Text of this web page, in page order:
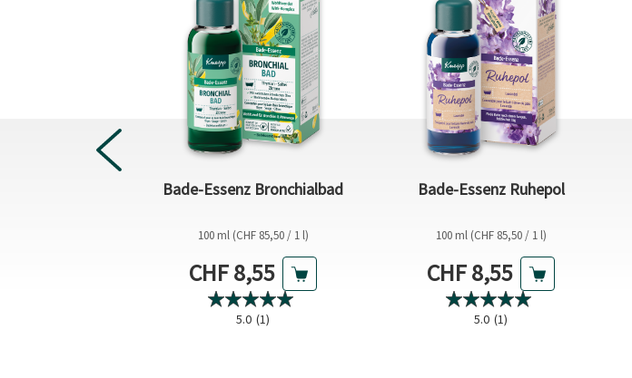
Bade-Essenz Bronchialbad
100 ml (CHF 85,50 / 1 l)
Aktueller Preis
CHF 8,55
5.0 (1)
Bade-Essenz Ruhepol
100 ml (CHF 85,50 / 1 l)
Aktueller Preis
CHF 8,55
5.0 (1)